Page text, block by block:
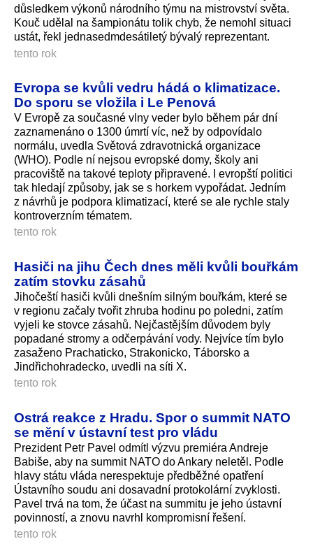
důsledkem výkonů národního týmu na mistrovství světa.
Kouč udělal na šampionátu tolik chyb, že nemohl situaci
ustát, řekl jednasedmdesátiletý bývalý reprezentant.
tento rok
Evropa se kvůli vedru hádá o klimatizace.
Do sporu se vložila i Le Penová
V Evropě za současné vlny veder bylo během pár dní
zaznamenáno o 1300 úmrtí víc, než by odpovídalo
normálu, uvedla Světová zdravotnická organizace
(WHO). Podle ní nejsou evropské domy, školy ani
pracoviště na takové teploty připravené. I evropští politici
tak hledají způsoby, jak se s horkem vypořádat. Jedním
z návrhů je podpora klimatizací, které se ale rychle staly
kontroverzním tématem.
tento rok
Hasiči na jihu Čech dnes měli kvůli bouřkám
zatím stovku zásahů
Jihočeští hasiči kvůli dnešním silným bouřkám, které se
v regionu začaly tvořit zhruba hodinu po poledni, zatím
vyjeli ke stovce zásahů. Nejčastějším důvodem byly
popadané stromy a odčerpávání vody. Nejvíce tím bylo
zasaženo Prachaticko, Strakonicko, Táborsko a
Jindřichohradecko, uvedli na síti X.
tento rok
Ostrá reakce z Hradu. Spor o summit NATO
se mění v ústavní test pro vládu
Prezident Petr Pavel odmítl výzvu premiéra Andreje
Babiše, aby na summit NATO do Ankary neletěl. Podle
hlavy státu vláda nerespektuje předběžné opatření
Ústavního soudu ani dosavadní protokolární zvyklosti.
Pavel trvá na tom, že účast na summitu je jeho ústavní
povinností, a znovu navrhl kompromisní řešení.
tento rok